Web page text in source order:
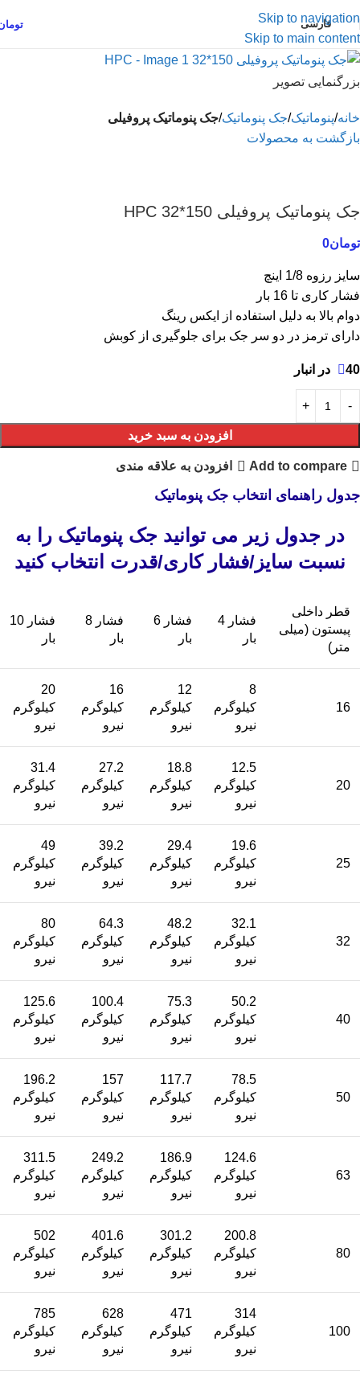
Skip to navigation
Skip to main content
فارسی
بزرگنمایی تصویر
خانه پنوماتیک جک پنوماتیک جک پنوماتیک پروفیلی
بازگشت به محصولات
جک پنوماتیک پروفیلی 150*32 HPC
تومان0
سایز رزوه 1/8 اینچ
فشار کاری تا 16 بار
دوام بالا به دلیل استفاده از ایکس رینگ
دارای ترمز در دو سر جک برای جلوگیری از کوبش
40 در انبار
افزودن به سبد خرید
Add to compare افزودن به علاقه مندی
جدول راهنمای انتخاب جک پنوماتیک
در جدول زیر می توانید جک پنوماتیک را به
نسبت سایز/فشار کاری/قدرت انتخاب کنید
قطر داخلی
پیستون (میلی
متر)
فشار 4
بار
فشار 6
بار
فشار 8
بار
فشار 10
بار
16
8
کیلوگرم
نیرو
12
کیلوگرم
نیرو
16
کیلوگرم
نیرو
20
کیلوگرم
نیرو
20
12.5
کیلوگرم
نیرو
18.8
کیلوگرم
نیرو
27.2
کیلوگرم
نیرو
31.4
کیلوگرم
نیرو
25
19.6
کیلوگرم
نیرو
29.4
کیلوگرم
نیرو
39.2
کیلوگرم
نیرو
49
کیلوگرم
نیرو
32
32.1
کیلوگرم
نیرو
48.2
کیلوگرم
نیرو
64.3
کیلوگرم
نیرو
80
کیلوگرم
نیرو
40
50.2
کیلوگرم
نیرو
75.3
کیلوگرم
نیرو
100.4
کیلوگرم
نیرو
125.6
کیلوگرم
نیرو
50
78.5
کیلوگرم
نیرو
117.7
کیلوگرم
نیرو
157
کیلوگرم
نیرو
196.2
کیلوگرم
نیرو
63
124.6
کیلوگرم
نیرو
186.9
کیلوگرم
نیرو
249.2
کیلوگرم
نیرو
311.5
کیلوگرم
نیرو
80
200.8
کیلوگرم
نیرو
301.2
کیلوگرم
نیرو
401.6
کیلوگرم
نیرو
502
کیلوگرم
نیرو
100
314
کیلوگرم
نیرو
471
کیلوگرم
نیرو
628
کیلوگرم
نیرو
785
کیلوگرم
نیرو